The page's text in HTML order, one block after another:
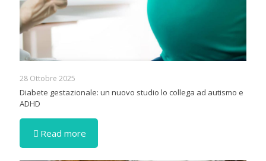
28 Ottobre 2025
Diabete gestazionale: un nuovo studio lo collega ad autismo e
ADHD
Read more